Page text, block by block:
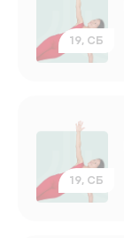
19, СБ
19, СБ